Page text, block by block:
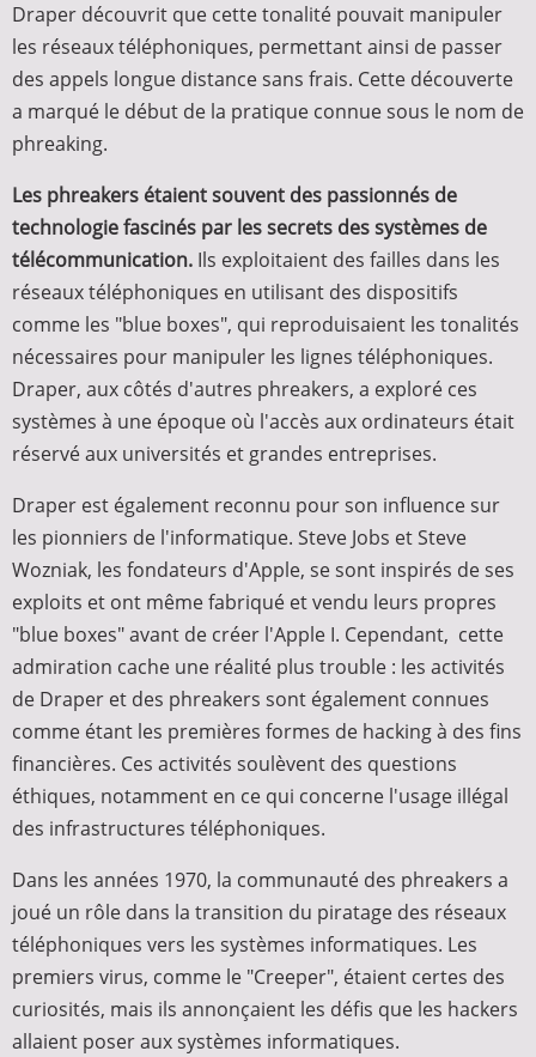
Draper découvrit que cette tonalité pouvait manipuler
les réseaux téléphoniques, permettant ainsi de passer
des appels longue distance sans frais. Cette découverte
a marqué le début de la pratique connue sous le nom de
phreaking.
Les phreakers étaient souvent des passionnés de
technologie fascinés par les secrets des systèmes de
télécommunication. Ils exploitaient des failles dans les
réseaux téléphoniques en utilisant des dispositifs
comme les "blue boxes", qui reproduisaient les tonalités
nécessaires pour manipuler les lignes téléphoniques.
Draper, aux côtés d'autres phreakers, a exploré ces
systèmes à une époque où l'accès aux ordinateurs était
réservé aux universités et grandes entreprises.
Draper est également reconnu pour son influence sur
les pionniers de l'informatique. Steve Jobs et Steve
Wozniak, les fondateurs d'Apple, se sont inspirés de ses
exploits et ont même fabriqué et vendu leurs propres
"blue boxes" avant de créer l'Apple I. Cependant, cette
admiration cache une réalité plus trouble : les activités
de Draper et des phreakers sont également connues
comme étant les premières formes de hacking à des fins
financières. Ces activités soulèvent des questions
éthiques, notamment en ce qui concerne l'usage illégal
des infrastructures téléphoniques.
Dans les années 1970, la communauté des phreakers a
joué un rôle dans la transition du piratage des réseaux
téléphoniques vers les systèmes informatiques. Les
premiers virus, comme le "Creeper", étaient certes des
curiosités, mais ils annonçaient les défis que les hackers
allaient poser aux systèmes informatiques.